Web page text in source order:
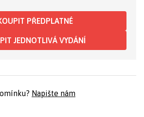
PŘEDPLATNÉ
JEDNOTLIVÁ VYDÁNÍ
Napište nám